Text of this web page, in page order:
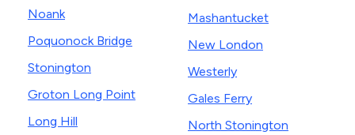
Noank
Poquonock Bridge
Stonington
Groton Long Point
Long Hill
Mashantucket
New London
Westerly
Gales Ferry
North Stonington